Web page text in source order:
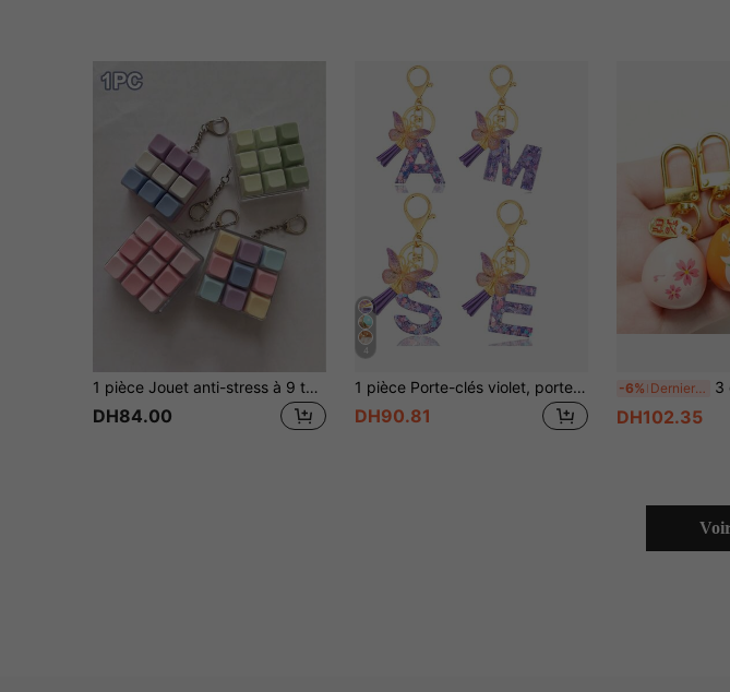
1 pièce Jouet anti-stress à 9 touches en forme de cube, décoration de pendentif de clavier créative, porte-clés de voiture, décoration de sac, accessoire de porte-clés, design de clavier, porte-clés de bout des doigts pour adultes, porte-clés sensible à la pression, porte-clés anti-stress, porte-clés de fermeture éclair de relaxation et de concentration, cadeau d'anniversaire, faveur de fête
DH84.00
4
1 pièce Porte-clés violet, porte-clés de Noël, style femme, porte-clés avec lettre et gland, peut être accroché aux clés, au portefeuille, au sac à main, au sac à dos, cadeau de Noël, décoration de maison
DH90.81
-6% Derniers 3 jours 3 couleurs, styles multiples, clochette
DH102.35